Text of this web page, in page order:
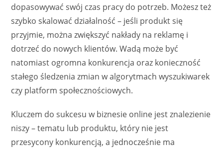
dopasowywać swój czas pracy do potrzeb. Możesz też
szybko skalować działalność – jeśli produkt się
przyjmie, można zwiększyć nakłady na reklamę i
dotrzeć do nowych klientów. Wadą może być
natomiast ogromna konkurencja oraz konieczność
stałego śledzenia zmian w algorytmach wyszukiwarek
czy platform społecznościowych.
Kluczem do sukcesu w biznesie online jest znalezienie
niszy – tematu lub produktu, który nie jest
przesycony konkurencją, a jednocześnie ma